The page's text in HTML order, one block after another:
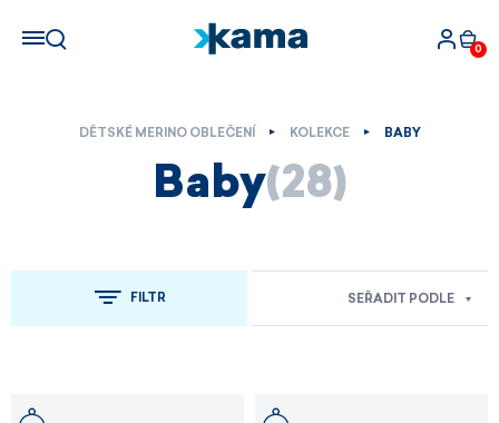
0
DĚTSKÉ MERINO OBLEČENÍ KOLEKCE BABY
Baby(28)
FILTR SEŘADIT PODLE